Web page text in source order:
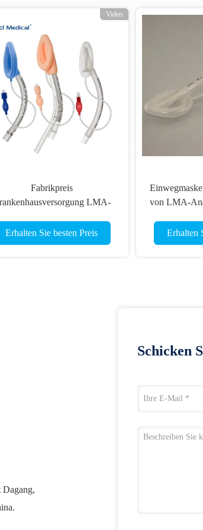
Video
Einmalverwendbare LMA-
Larynxmaske Atemwegsteuerung
Erhalten Sie besten Preis
Schicken